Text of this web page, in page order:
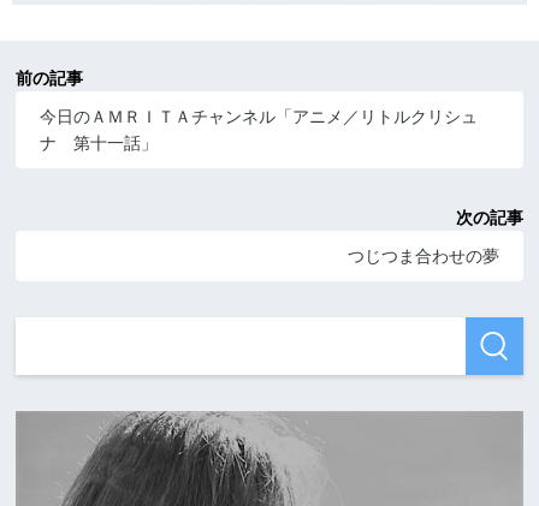
前の記事
今日のＡＭＲＩＴＡチャンネル「アニメ／リトルクリシュ
ナ 第十一話」
次の記事
つじつま合わせの夢